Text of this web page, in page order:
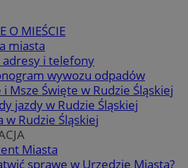
O MIEŚCIE
miasta
adresy i telefony
wywozu odpadów
i Msze Święte w Rudzie Śląskiej
jazdy w Rudzie Śląskiej
w Rudzie Śląskiej
Miasta
sprawę w Urzędzie Miasta?